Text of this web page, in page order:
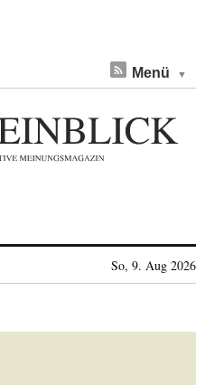
Menü
So, 9. Aug 2026